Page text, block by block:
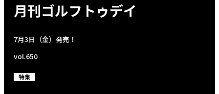
月刊ゴルフトゥデイ
7月3日（金）発売！
vol.650
特集